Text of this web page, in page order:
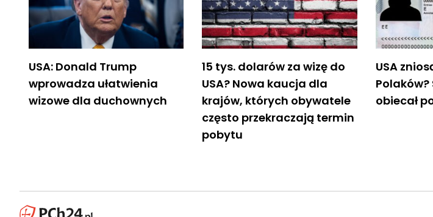
USA: Donald Trump
wprowadza ułatwienia
wizowe dla duchownych
15 tys. dolarów za wizę do
USA? Nowa kaucja dla
krajów, których obywatele
często przekraczają termin
pobytu
USA
obiecał